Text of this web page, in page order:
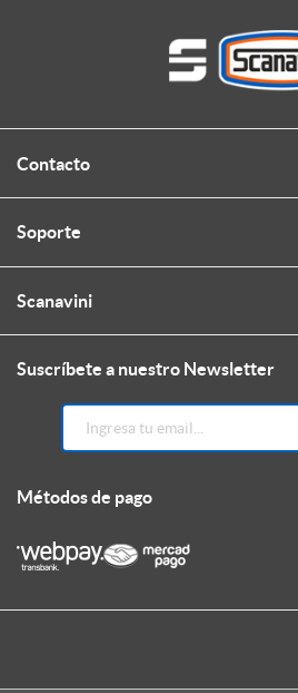
Contacto
Soporte
Scanavini
Suscríbete a nuestro Newsletter
Métodos de pago